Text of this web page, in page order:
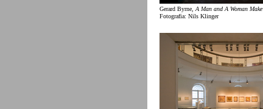
Gerard Byrne, A Man and A Woman
Fotografia: Nils Klinger